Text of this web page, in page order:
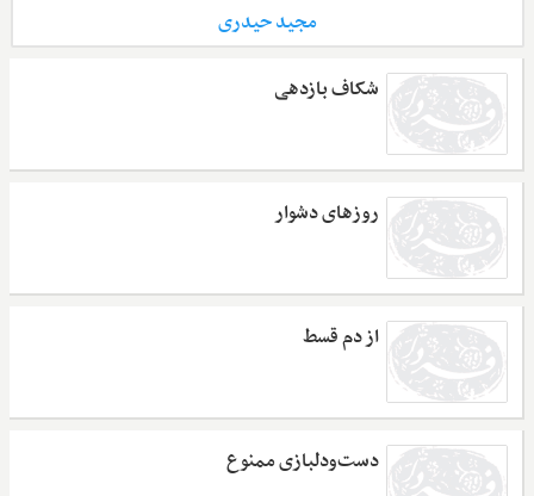
مجید حیدری
شکاف بازدهی
روزهای دشوار
از دم قسط
دست‌و‌دلبازی ممنوع